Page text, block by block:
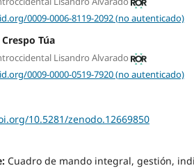
0009-0006-8119-2092 (no autenticado)
Túa
Lisandro Alvarado
0009-0000-0519-7920 (no autenticado)
10.5281/zenodo.12669850
Cuadro de mando integral, gestión,